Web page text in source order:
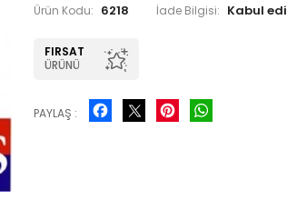
Ürün Kodu: 6218 İade Bilgisi:
FIRSAT
ÜRÜNÜ
PAYLAŞ :
Facebook Pinterest